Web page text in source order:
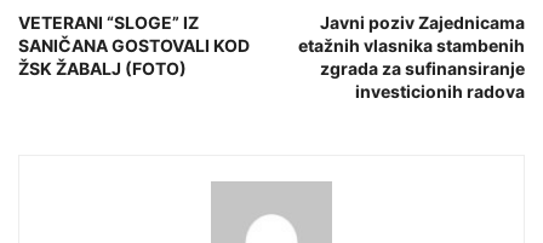
VETERANI “SLOGE” IZ
SANIČANA GOSTOVALI KOD
ŽSK ŽABALJ (FOTO)
Javni poziv Zajednicama
etažnih vlasnika stambenih
zgrada za sufinansiranje
investicionih radova